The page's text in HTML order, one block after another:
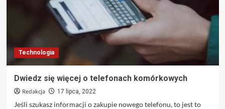
Technologia
Dwiedz się więcej o telefonach komórkowych
Redakcja 17 lipca, 2022
Jeśli szukasz informacji o zakupie nowego telefonu, to jest to